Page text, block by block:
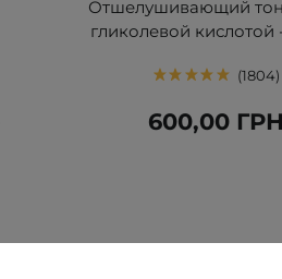
Отшелушивающий
гликолевой
1804
600,00